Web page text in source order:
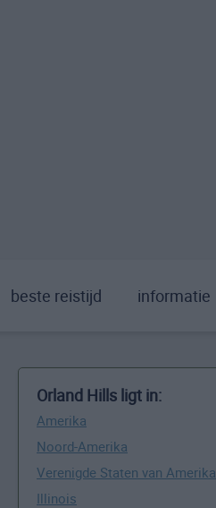
beste reistijd informatie
Orland Hills ligt in:
Amerika
Noord-Amerika
Verenigde Staten van Amerika
Illinois